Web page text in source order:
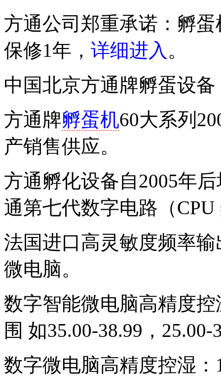
方通公司郑重承诺：孵
保修1年， 详细进入 。
中国北京方通牌孵蛋设
方通牌孵蛋机60大系列
产销售供应。
方通孵化设备自2005年
通第七代数字电路（
法国进口高灵敏度频率
微电脑。
数字智能微电脑高精度
围 如35.00-38.99，25.00-
数字微电脑高精度控湿：